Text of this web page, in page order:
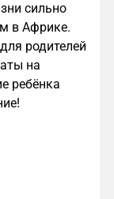
сильно
в Африке.
родителей
на
ребёнка